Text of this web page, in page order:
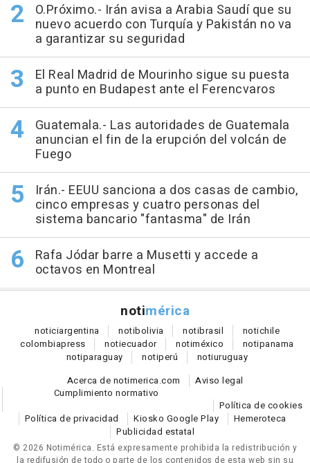
O.Próximo.- Irán avisa a Arabia Saudí que su
nuevo acuerdo con Turquía y Pakistán no va
a garantizar su seguridad
El Real Madrid de Mourinho sigue su puesta
a punto en Budapest ante el Ferencvaros
Guatemala.- Las autoridades de Guatemala
anuncian el fin de la erupción del volcán de
Fuego
Irán.- EEUU sanciona a dos casas de cambio,
cinco empresas y cuatro personas del
sistema bancario "fantasma" de Irán
Rafa Jódar barre a Musetti y accede a
octavos en Montreal
notimérica
noticiargentina notibolivia notibrasil notichile
colombiapress notiecuador notiméxico notipanama
notiparaguay notiperú notiuruguay
Acerca de notimerica.com
Aviso legal
Cumplimiento normativo
Política de cookies
Política de privacidad
Kiosko Google Play
Hemeroteca
Publicidad estatal
© 2026 Notimérica. Está expresamente prohibida la redistribución y
la redifusión de todo o parte de los contenidos de esta web sin su